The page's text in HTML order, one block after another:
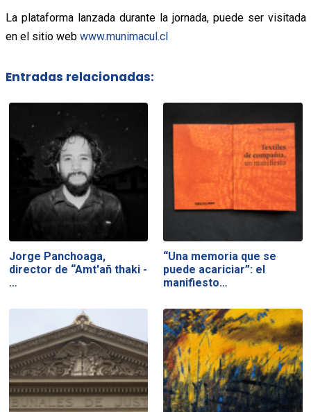
La plataforma lanzada durante la jornada, puede ser visitada
en el sitio web www.munimacul.cl
Entradas relacionadas:
Jorge Panchoaga,
director de “Amt'añ thaki -
…
“Una memoria que se
puede acariciar”: el
manifiesto…